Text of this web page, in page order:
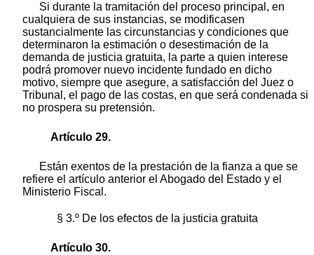
Si durante la tramitación del proceso principal, en
cualquiera de sus instancias, se modificasen
sustancialmente las circunstancias y condiciones que
determinaron la estimación o desestimación de la
demanda de justicia gratuita, la parte a quien interese
podrá promover nuevo incidente fundado en dicho
motivo, siempre que asegure, a satisfacción del Juez o
Tribunal, el pago de las costas, en que será condenada si
no prospera su pretensión.
Artículo 29.
Están exentos de la prestación de la fianza a que se
refiere el artículo anterior el Abogado del Estado y el
Ministerio Fiscal.
§ 3.º De los efectos de la justicia gratuita
Artículo 30.